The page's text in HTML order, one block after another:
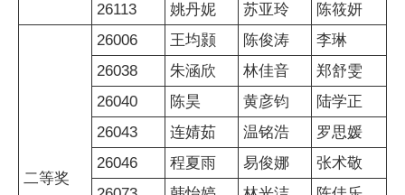
26113
姚丹妮 苏亚玲 陈筱妍
二等奖
26006 王均颢 陈俊涛
李琳
26038
朱涵欣 林佳音
郑舒雯
26040
陈昊 黄彦钧
陆学正
26043
连婧茹 温铭浩
罗思媛
26046
程夏雨 易俊娜
张术敬